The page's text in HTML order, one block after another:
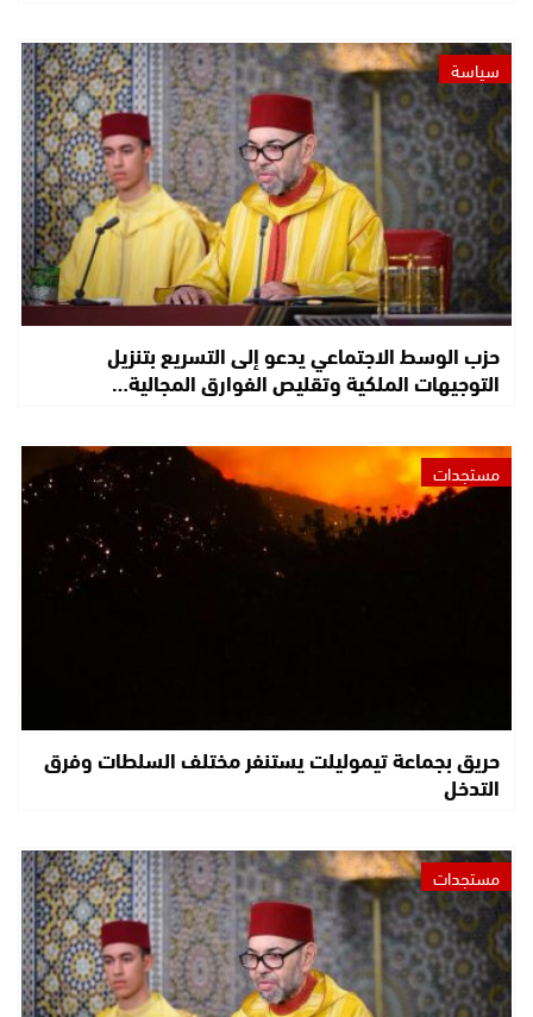
سياسة
حزب الوسط الاجتماعي يدعو إلى التسريع بتنزيل
التوجيهات الملكية وتقليص الفوارق المجالية…
مستجدات
حريق بجماعة تيموليلت يستنفر مختلف السلطات وفرق
التدخل
مستجدات